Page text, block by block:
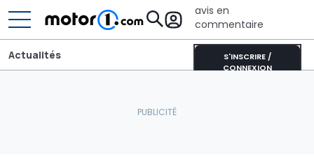
avis en
commentaire
S'INSCRIRE /
CONNEXION
Actualités